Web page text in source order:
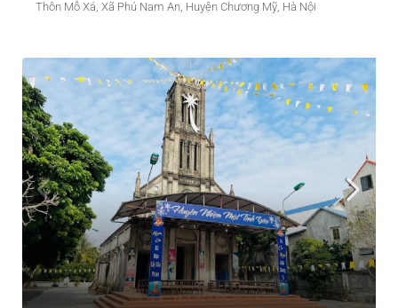
Thôn Mỗ Xá, Xã Phú Nam An, Huyện Chương Mỹ, Hà Nội